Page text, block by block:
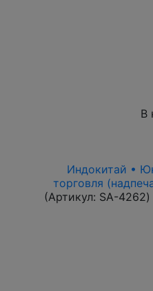
В
Индокитай •
торговля
(Артикул: SA-4262)